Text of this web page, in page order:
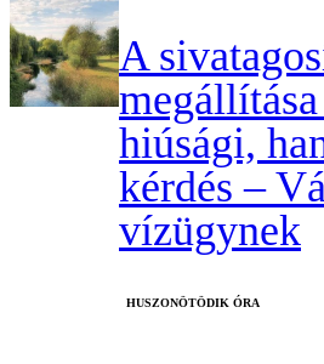
A
hiúsági,
kérdés –
vízügynek
HUSZONÖTÖDIK ÓRA